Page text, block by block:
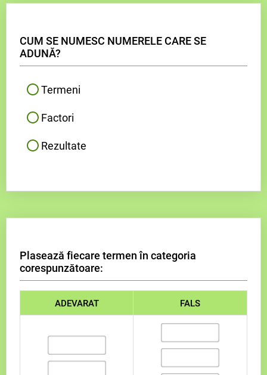
CUM SE NUMESC NUMERELE CARE SE
ADUNĂ?
Termeni
Factori
Rezultate
Plasează fiecare termen în categoria
corespunzătoare:
ADEVARAT FALS